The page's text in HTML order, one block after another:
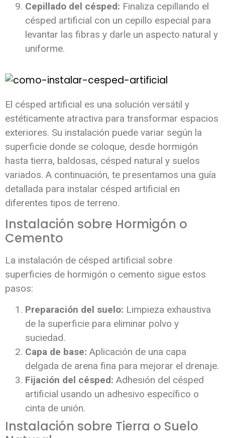
Cepillado del césped: Finaliza cepillando el
césped artificial con un cepillo especial para
levantar las fibras y darle un aspecto natural y
uniforme.
El césped artificial es una solución versátil y
estéticamente atractiva para transformar espacios
exteriores. Su instalación puede variar según la
superficie donde se coloque, desde hormigón
hasta tierra, baldosas, césped natural y suelos
variados. A continuación, te presentamos una guía
detallada para instalar césped artificial en
diferentes tipos de terreno.
Instalación sobre Hormigón o
Cemento
La instalación de césped artificial sobre
superficies de hormigón o cemento sigue estos
pasos:
Preparación del suelo: Limpieza exhaustiva
de la superficie para eliminar polvo y
suciedad.
Capa de base: Aplicación de una capa
delgada de arena fina para mejorar el drenaje.
Fijación del césped: Adhesión del césped
artificial usando un adhesivo específico o
cinta de unión.
Instalación sobre Tierra o Suelo